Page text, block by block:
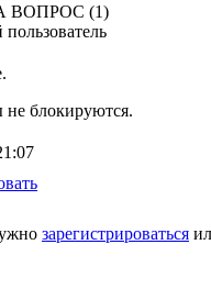
ВОПРОС (1)
не блокируются.
зарегистрироваться